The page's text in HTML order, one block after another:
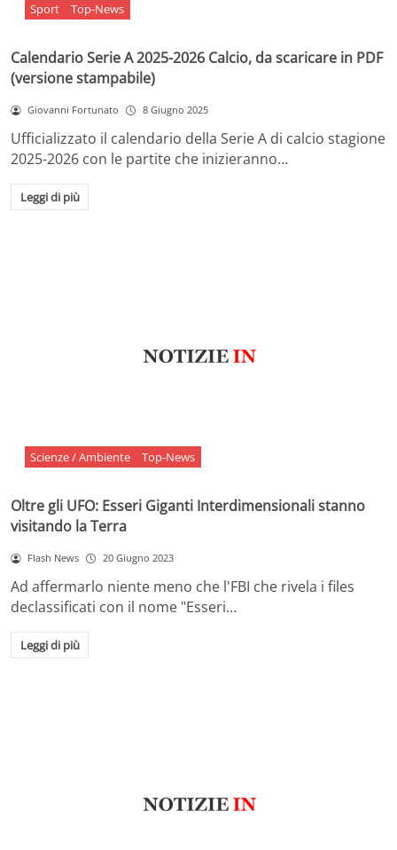
Sport Top-News
Calendario Serie A 2025-2026 Calcio, da scaricare in PDF
(versione stampabile)
Giovanni Fortunato 8 Giugno 2025
Ufficializzato il calendario della Serie A di calcio stagione
2025-2026 con le partite che inizieranno…
Leggi di più
Scienze / Ambiente Top-News
Oltre gli UFO: Esseri Giganti Interdimensionali stanno
visitando la Terra
Flash News 20 Giugno 2023
Ad affermarlo niente meno che l'FBI che rivela i files
declassificati con il nome "Esseri…
Leggi di più